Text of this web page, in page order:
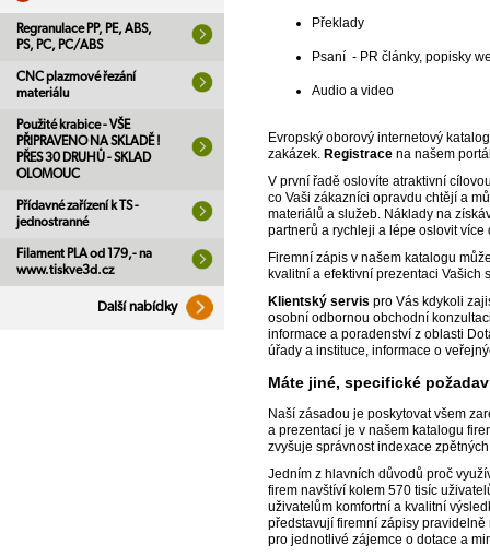
Regranulace PP, PE, ABS,
PS, PC, PC/ABS
CNC plazmové řezání
materiálu
Použité krabice - VŠE
PŘIPRAVENO NA SKLADĚ !
PŘES 30 DRUHŮ - SKLAD
OLOMOUC
Přídavné zařízení k TS -
jednostranné
Filament PLA od 179,- na
www.tiskve3d.cz
Další nabídky
Překlady
Psaní - PR články, popisky
Audio a video
Evropský oborový internetový
zakázek. Registrace na našem
V první řadě oslovíte atraktivní
co Vaši zákazníci opravdu chtějí a
materiálů a služeb. Náklady na
partnerů a rychleji a lépe oslovit
Firemní zápis v našem katalogu
kvalitní a efektivní prezentaci Vašich
Klientský servis pro Vás kdykoli
osobní odbornou obchodní
informace a poradenství z oblasti
úřady a instituce, informace o
Máte jiné, specifické
Naší zásadou je poskytovat všem
a prezentací je v našem katalogu
zvyšuje správnost indexace
Jedním z hlavních důvodů proč
firem navštíví kolem 570 tisíc
uživatelům komfortní a kvalitní
představují firemní zápisy
pro jednotlivé zájemce o dotace a